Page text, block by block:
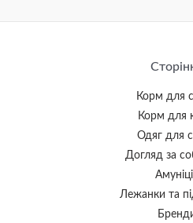
Корм для
Корм для
Одяг для
Догляд за
Лежанки та